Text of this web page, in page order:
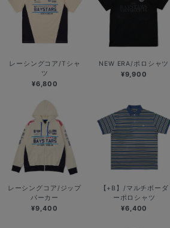
レーシングコア/Tシャ
ツ
¥6,800
NEW ERA/ポロシャツ
¥9,900
レーシングコア/ジップ
パーカー
¥9,400
【+B】/マルチボーダ
ーポロシャツ
¥6,400